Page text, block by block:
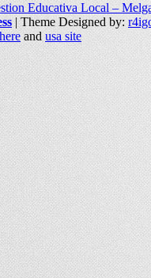
Educativa Local –
| Theme Designed by:
hereandusa site